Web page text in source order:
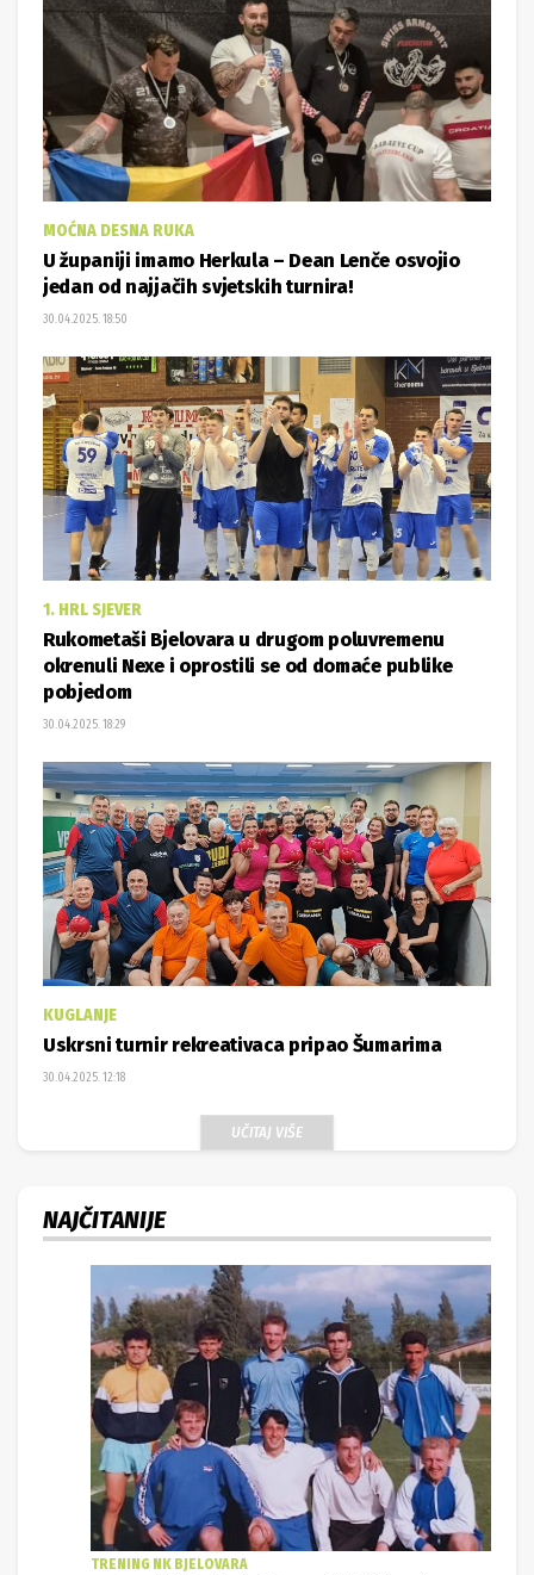
MOĆNA DESNA RUKA
U županiji imamo Herkula – Dean Lenče osvojio
jedan od najjačih svjetskih turnira!
30.04.2025. 18:50
1. HRL SJEVER
Rukometaši Bjelovara u drugom poluvremenu
okrenuli Nexe i oprostili se od domaće publike
pobjedom
30.04.2025. 18:29
KUGLANJE
Uskrsni turnir rekreativaca pripao Šumarima
30.04.2025. 12:18
UČITAJ VIŠE
NAJČITANIJE
TRENING NK BJELOVARA